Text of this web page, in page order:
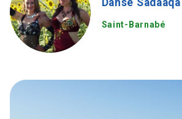
Danse Sadaaqa
Saint-Barnabé